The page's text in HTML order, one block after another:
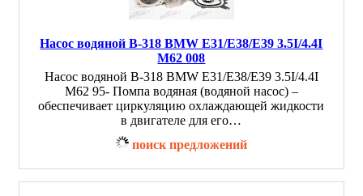
Насос водяной B-318 BMW E31/E38/E39 3.5I/4.4I
M62 008
Насос водяной B-318 BMW E31/E38/E39 3.5I/4.4I
M62 95- Помпа водяная (водяной насос) –
обеспечивает циркуляцию охлаждающей жидкости
в двигателе для его…
поиск предложений